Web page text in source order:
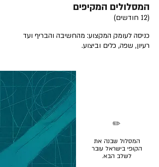
המסלולים המקיפים
(12 חודשים)
כניסה לעומק המקצוע: מהחשיבה והבריף ועד
רעיון, שפה, כלים וביצוע.
המסלול שבנה את
הקופי בישראל עובר
לשלב הבא.
✏️